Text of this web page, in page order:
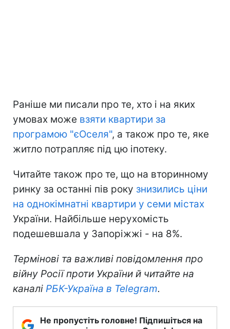
Раніше ми писали про те, хто і на яких
умовах може взяти квартири за
програмою "єОселя", а також про те, яке
житло потрапляє під цю іпотеку.
Читайте також про те, що на вторинному
ринку за останні пів року знизились ціни
на однокімнатні квартири у семи містах
України. Найбільше нерухомість
подешевшала у Запоріжжі - на 8%.
Термінові та важливі повідомлення про
війну Росії проти України й читайте на
каналі РБК-Україна в Telegram.
Не пропустіть головне! Підпишіться на